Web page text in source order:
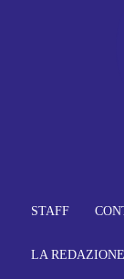
STAFF
LA REDAZIONE